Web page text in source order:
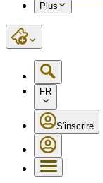
Plus
FR
S'inscrire